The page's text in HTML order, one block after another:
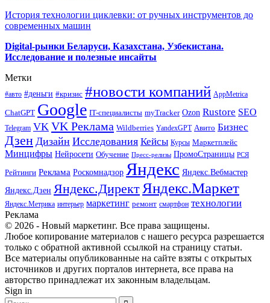
История технологии циклевки: от ручных инструментов до
современных машин
Digital-рынки Беларуси, Казахстана, Узбекистана.
Исследование и полезные инсайты
Метки
#авто #деньги #кризис #новости компаний AppMetrica
ChatGPT Google IT-специалисты myTracker Ozon Rustore SEO
Telegram VK VK Реклама Wildberries YandexGPT Авито Бизнес
Дзен Дизайн Исследования Кейсы Курсы Маркетплейс
Минцифры Нейросети Обучение Пресс-релизы ПромоСтраницы РСЯ
Рейтинги Реклама Роскомнадзор Яндекс Яндекс.Вебмастер
Яндекс.Дзен Яндекс.ДиректЯндекс.Маркет
Яндекс.Метрика интерьер маркетинг ремонт смартфон технологии
Реклама
© 2026 - Новый маркетинг. Все права защищены.
Любое копирование материалов с нашего ресурса разрешается
только с обратной активной ссылкой на страницу статьи.
Все материалы опубликованные на сайте взяты с открытых
источников и других порталов интернета, все права на
авторство принадлежат их законным владельцам.
Sign in